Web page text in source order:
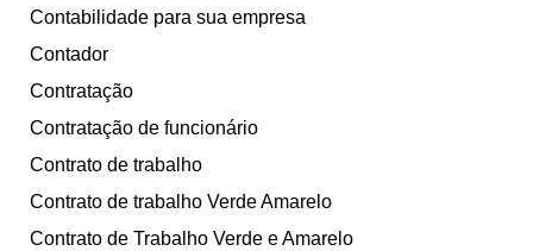
Contabilidade para sua empresa
Contador
Contratação
Contratação de funcionário
Contrato de trabalho
Contrato de trabalho Verde Amarelo
Contrato de Trabalho Verde e Amarelo